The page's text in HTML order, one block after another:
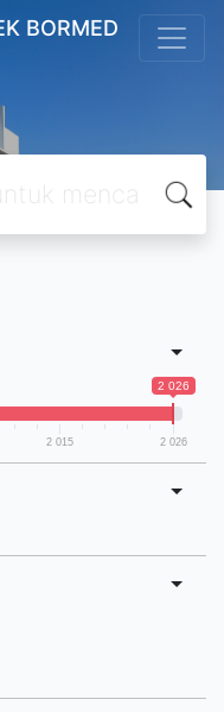
BORMED
2 026
2 015 2 026